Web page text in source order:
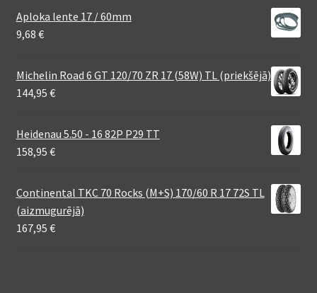
Aploka lente 17 / 60mm
9,68 €
Michelin Road 6 GT 120/70 ZR 17 (58W) TL (priekšējā)
144,95 €
Heidenau 5.50 - 16 82P P29 TT
158,95 €
Continental TKC 70 Rocks (M+S) 170/60 R 17 72S TL
(aizmugurējā)
167,95 €